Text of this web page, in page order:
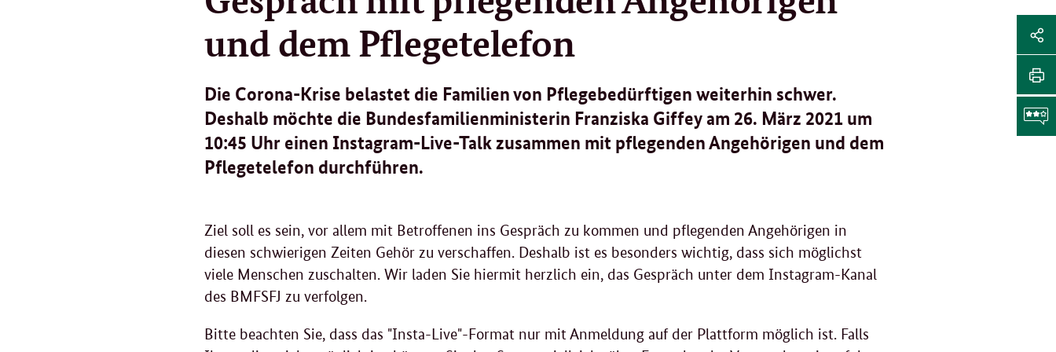
und dem Pflegetelefon
Die Corona-Krise belastet die Familien von Pflegebedürftigen weiterhin schwer.
Deshalb möchte die Bundesfamilienministerin Franziska Giffey am 26. März 2021 um
10:45 Uhr einen Instagram-Live-Talk zusammen mit pflegenden Angehörigen und dem
Pflegetelefon durchführen.
Ziel soll es sein, vor allem mit Betroffenen ins Gespräch zu kommen und pflegenden Angehörigen in
diesen schwierigen Zeiten Gehör zu verschaffen. Deshalb ist es besonders wichtig, dass sich möglichst
viele Menschen zuschalten. Wir laden Sie hiermit herzlich ein, das Gespräch unter dem Instagram-Kanal
des BMFSFJ zu verfolgen.
Bitte beachten Sie, dass das "Insta-Live"-Format nur mit Anmeldung auf der Plattform möglich ist. Falls